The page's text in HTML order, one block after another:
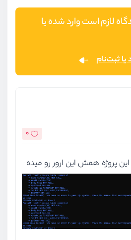
لازم است وارد شده یا
یا ثبت‌نام
0
پروژه همش این ارور رو میده